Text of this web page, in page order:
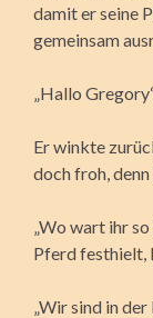
damit er seine
gemeinsam
„Hallo
Er winkte
doch froh,
„Wo wart ihr
Pferd festhielt,
„Wir sind in